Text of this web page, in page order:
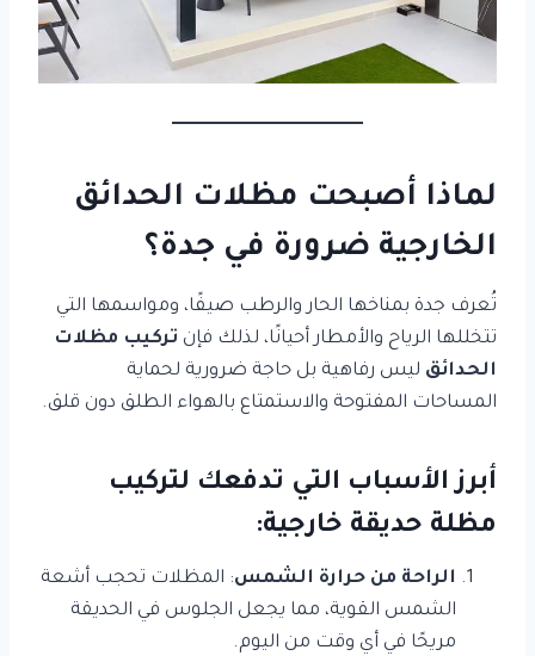
لماذا أصبحت مظلات الحدائق
الخارجية ضرورة في جدة؟
تُعرف جدة بمناخها الحار والرطب صيفًا، ومواسمها التي
تتخللها الرياح والأمطار أحيانًا، لذلك فإن تركيب مظلات
الحدائق ليس رفاهية بل حاجة ضرورية لحماية
المساحات المفتوحة والاستمتاع بالهواء الطلق دون قلق.
أبرز الأسباب التي تدفعك لتركيب
مظلة حديقة خارجية:
الراحة من حرارة الشمس: المظلات تحجب أشعة
الشمس القوية، مما يجعل الجلوس في الحديقة
مريحًا في أي وقت من اليوم.